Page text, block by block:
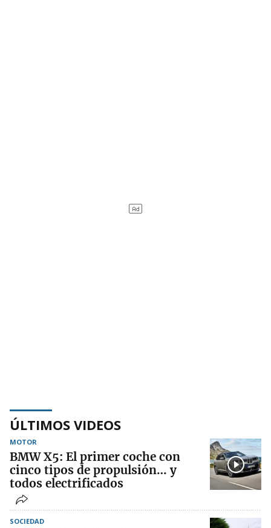
ÚLTIMOS VIDEOS
MOTOR
BMW X5: El primer coche con
cinco tipos de propulsión… y
todos electrificados
SOCIEDAD